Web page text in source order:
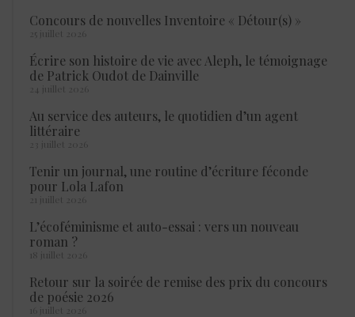
Concours de nouvelles Inventoire « Détour(s) »
25 juillet 2026
Écrire son histoire de vie avec Aleph, le témoignage
de Patrick Oudot de Dainville
24 juillet 2026
Au service des auteurs, le quotidien d’un agent
littéraire
23 juillet 2026
Tenir un journal, une routine d’écriture féconde
pour Lola Lafon
21 juillet 2026
L’écoféminisme et auto-essai : vers un nouveau
roman ?
18 juillet 2026
Retour sur la soirée de remise des prix du concours
de poésie 2026
16 juillet 2026